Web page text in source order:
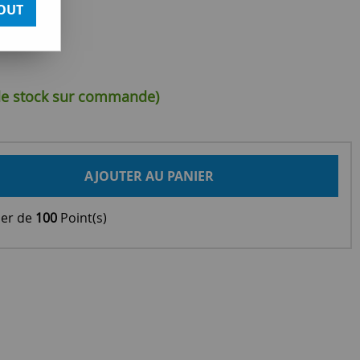
stock sur commande)
AJOUTER AU PANIER
de 100 Point(s)